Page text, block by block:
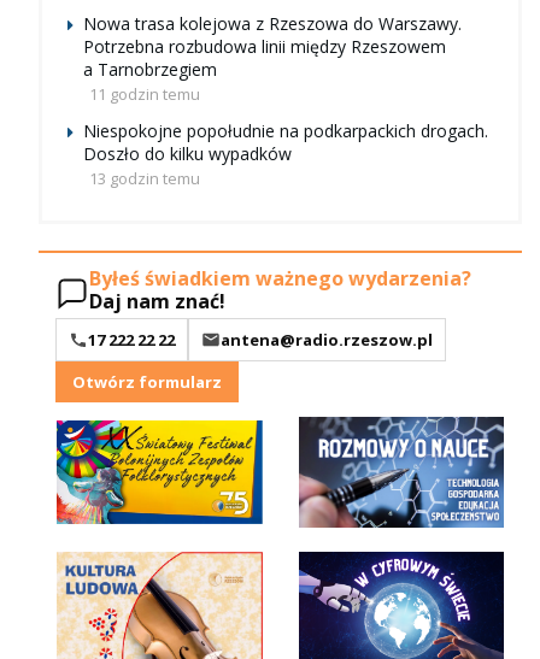
Nowa trasa kolejowa z Rzeszowa do Warszawy.
Potrzebna rozbudowa linii między Rzeszowem
a Tarnobrzegiem
11 godzin temu
Niespokojne popołudnie na podkarpackich drogach.
Doszło do kilku wypadków
13 godzin temu
Byłeś świadkiem ważnego wydarzenia?
Daj nam znać!
17 222 22 22
antena@radio.rzeszow.pl
Otwórz formularz